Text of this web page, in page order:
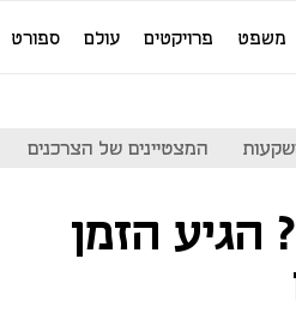
משפט פרויקטים עולם ספורט
המצטיינים של הצרכנים
הגיע הזמן